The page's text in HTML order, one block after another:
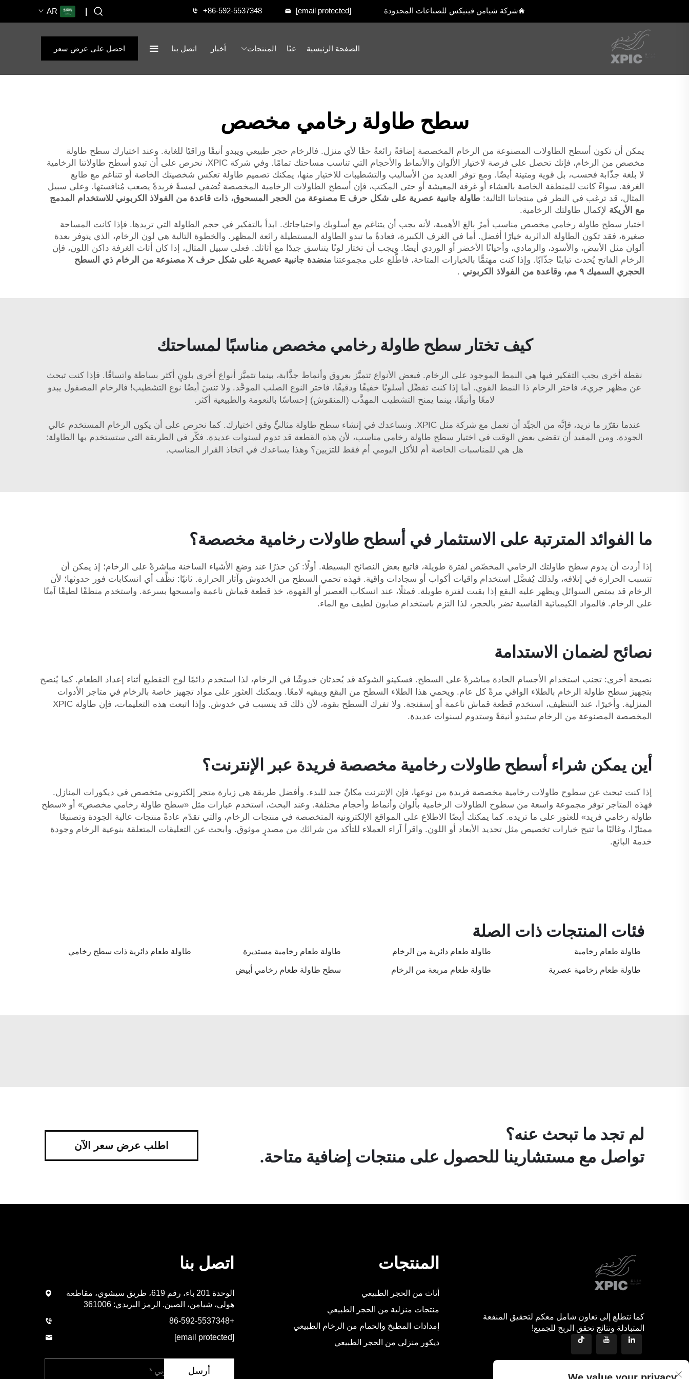
شركة شيامن فينيكس للصناعات المحدودة +86-592-5537348 [email protected]
AR
الصفحة الرئيسية عنّا المنتجات أخبار اتصل بنا احصل على عرض سعر
سطح طاولة رخامي مخصص
يمكن أن تكون أسطح الطاولات المصنوعة من الرخام المخصصة إضافةً رائعةً حقًا لأي منزل. فالرخام حجر طبيعي ويبدو أنيقًا وراقيًا للغاية. وعند اختيارك سطح طاولة
مخصص من الرخام، فإنك تحصل على فرصة لاختيار الألوان والأنماط والأحجام التي تناسب مساحتك تمامًا. وفي شركة XPIC، نحرص على أن تبدو أسطح طاولاتنا الرخامية
لا بلغة جذّابة فحسب، بل قوية ومتينة أيضًا. ومع توفر العديد من الأساليب والتشطيبات للاختيار منها، يمكنك تصميم طاولة تعكس شخصيتك الخاصة أو تتناغم مع طابع
الغرفة. سواءً كانت للمنطقة الخاصة بالعشاء أو غرفة المعيشة أو حتى المكتب، فإن أسطح الطاولات الرخامية المخصصة تُضفي لمسةً فريدةً يصعب مُنافستها. وعلى سبيل
المثال، قد ترغب في النظر في منتجاتنا التالية:
طاولة جانبية عصرية على شكل حرف E مصنوعة من الحجر المسحوق، ذات قاعدة من الفولاذ الكربوني للاستخدام المدمج
مع الأريكة لإكمال طاولتك الرخامية.
اختيار سطح طاولة رخامي مخصص مناسب أمرٌ بالغ الأهمية، لأنه يجب أن يتناغم مع أسلوبك واحتياجاتك. ابدأ بالتفكير في حجم الطاولة التي تريدها. فإذا كانت المساحة
صغيرة، فقد تكون الطاولة الدائرية خيارًا أفضل. أما في الغرف الكبيرة، فعادةً ما تبدو الطاولة المستطيلة رائعة المظهر. والخطوة التالية هي لون الرخام، الذي يتوفر بعدة
ألوان مثل الأبيض، والأسود، والرمادي، وأحيانًا الأخضر أو الوردي أيضًا. ويجب أن تختار لونًا يتناسق جيدًا مع أثاثك. فعلى سبيل المثال، إذا كان أثاث الغرفة داكن اللون، فإن
الرخام الفاتح يُحدث تباينًا جذّابًا. وإذا كنت مهتمًّا بالخيارات المتاحة، فاطّلع على مجموعتنا
منضدة جانبية عصرية على شكل حرف X مصنوعة من الرخام ذي السطح
الحجري السميك ٩ مم، وقاعدة من الفولاذ الكربوني
.
كيف تختار سطح طاولة رخامي مخصص مناسبًا لمساحتك
نقطة أخرى يجب التفكير فيها هي النمط الموجود على الرخام. فبعض الأنواع تتميَّز بعروق وأنماط جذَّابة، بينما تتميَّز أنواع أخرى بلونٍ أكثر بساطة واتساقًا. فإذا كنت تبحث
عن مظهر جريء، فاختر الرخام ذا النمط القوي. أما إذا كنت تفضِّل أسلوبًا خفيفًا ودقيقًا، فاختر النوع الصلب الموحَّد. ولا تنسَ أيضًا نوع التشطيب! فالرخام المصقول يبدو
لامعًا وأنيقًا، بينما يمنح التشطيب المهذَّب (المنقوش) إحساسًا بالنعومة والطبيعية أكثر.
عندما تقرّر ما تريد، فإنَّه من الجيِّد أن تعمل مع شركة مثل XPIC. ونساعدك في إنشاء سطح طاولة مثاليٍّ وفق اختيارك. كما نحرص على أن يكون الرخام المستخدم عالي
الجودة. ومن المفيد أن تقضي بعض الوقت في اختيار سطح طاولة رخامي مناسب، لأن هذه القطعة قد تدوم لسنوات عديدة. فكّر في الطريقة التي ستستخدم بها الطاولة:
هل هي للمناسبات الخاصة أم للأكل اليومي أم فقط للتزيين؟ وهذا يساعدك في اتخاذ القرار المناسب.
ما الفوائد المترتبة على الاستثمار في أسطح طاولات رخامية مخصصة؟
إذا أردت أن يدوم سطح طاولتك الرخامي المخصّص لفترة طويلة، فاتبع بعض النصائح البسيطة. أولًا: كن حذرًا عند وضع الأشياء الساخنة مباشرةً على الرخام؛ إذ يمكن أن
تتسبب الحرارة في إتلافه، ولذلك يُفضَّل استخدام واقيات أكواب أو سجادات واقية. فهذه تحمي السطح من الخدوش وآثار الحرارة. ثانيًا: نظِّف أي انسكابات فور حدوثها؛ لأن
الرخام قد يمتص السوائل ويظهر عليه البقع إذا بقيت لفترة طويلة. فمثلًا، عند انسكاب العصير أو القهوة، خذ قطعة قماش ناعمة وامسحها بسرعة. واستخدم منظفًا لطيفًا آمنًا
على الرخام. فالمواد الكيميائية القاسية تضر بالحجر، لذا التزم باستخدام صابون لطيف مع الماء.
نصائح لضمان الاستدامة
نصيحة أخرى: تجنب استخدام الأجسام الحادة مباشرةً على السطح. فسكينو الشوكة قد يُحدثان خدوشًا في الرخام، لذا استخدم دائمًا لوح التقطيع أثناء إعداد الطعام. كما يُنصح
بتجهيز سطح طاولة الرخام بالطلاء الواقي مرةً كل عام. ويحمي هذا الطلاء السطح من البقع ويبقيه لامعًا. ويمكنك العثور على مواد تجهيز خاصة بالرخام في متاجر الأدوات
المنزلية. وأخيرًا، عند التنظيف، استخدم قطعة قماش ناعمة أو إسفنجة. ولا تفرك السطح بقوة، لأن ذلك قد يتسبب في خدوش. وإذا اتبعت هذه التعليمات، فإن طاولة XPIC
المخصصة المصنوعة من الرخام ستبدو أنيقةً وستدوم لسنوات عديدة.
أين يمكن شراء أسطح طاولات رخامية مخصصة فريدة عبر الإنترنت؟
إذا كنت تبحث عن سطوح طاولات رخامية مخصصة فريدة من نوعها، فإن الإنترنت مكانٌ جيد للبدء. وأفضل طريقة هي زيارة متجر إلكتروني متخصص في ديكورات المنازل.
فهذه المتاجر توفر مجموعة واسعة من سطوح الطاولات الرخامية بألوان وأنماط وأحجام مختلفة. وعند البحث، استخدم عبارات مثل «سطح طاولة رخامي مخصص» أو «سطح
طاولة رخامي فريد» للعثور على ما تريده. كما يمكنك أيضًا الاطلاع على المواقع الإلكترونية المتخصصة في منتجات الرخام، والتي تقدّم عادةً منتجات عالية الجودة وتصنيعًا
ممتازًا، وغالبًا ما تتيح خيارات تخصيص مثل تحديد الأبعاد أو اللون. واقرأ آراء العملاء للتأكد من شرائك من مصدرٍ موثوق. وابحث عن التعليقات المتعلقة بنوعية الرخام وجودة
خدمة البائع.
فئات المنتجات ذات الصلة
طاولة طعام رخامية طاولة طعام دائرية من الرخام طاولة طعام رخامية مستديرة طاولة طعام دائرية ذات سطح رخامي
طاولة طعام رخامية عصرية طاولة طعام مربعة من الرخام سطح طاولة طعام رخامي أبيض
لم تجد ما تبحث عنه؟
تواصل مع مستشارينا للحصول على منتجات إضافية متاحة.
اطلب عرض سعر الآن
كما نتطلع إلى تعاون شامل معكم لتحقيق المنفعة
المتبادلة ونتائج تحقق الربح للجميع!
المنتجات
أثاث من الحجر الطبيعي
منتجات منزلية من الحجر الطبيعي
إمدادات المطبخ والحمام من الرخام الطبيعي
ديكور منزلي من الحجر الطبيعي
اتصل بنا
الوحدة 201 باء، رقم 619، طريق سيشوي، مقاطعة
هولي، شيامن، الصين. الرمز البريدي: 361006
+86-592-5537348
[email protected]
أرسل